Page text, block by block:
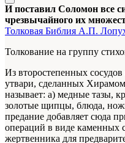
И поставил Соломон все
чрезвычайного их
Толковая Библия А.П.
Толкование на группу
Из второстепенных
утвари, сделанных
называет: а) медные тазы,
золотые щипцы, блюда,
предание добавляет сюда
операций в виде каменных
жертвенника для